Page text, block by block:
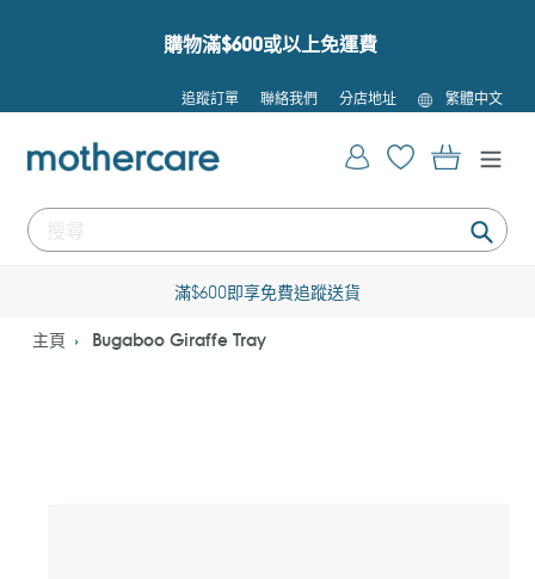
購物滿$600或以上免運費
追蹤訂單 聯絡我們 分店地址
語
言
繁體中文
提
登入 購物車
滿$600即享免費追蹤送貨
主頁 Bugaboo Giraffe Tray